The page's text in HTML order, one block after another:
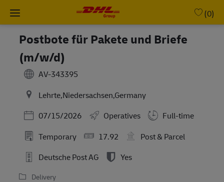
Skip to main content
(0)
Postbote für Pakete und Briefe
(m/w/d)
AV-343395
Lehrte,Niedersachsen,Germany
Posted Date
07/15/2026 Operatives
Full-time
Temporary
17.92
Post & Parcel
Deutsche Post AG
Yes
Delivery